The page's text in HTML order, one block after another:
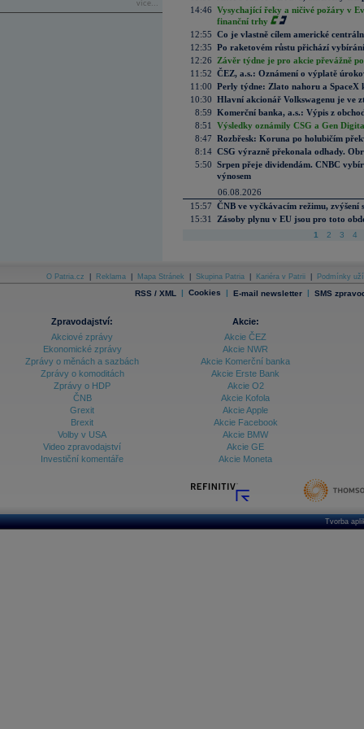
více...
14:46 Vysychající řeky a ničivé požáry v
finanční trhy
12:55 Co je vlastně cílem americké
12:35 Po raketovém růstu přichází
12:26
Závěr týdne je pro akcie převážně
11:52 ČEZ, a.s.: Oznámení o výplatě
11:00 Perly týdne: Zlato nahoru a SpaceX
10:30 Hlavní akcionář Volkswagenu je ve
8:59 Komerční banka, a.s.: Výpis z
8:51
Výsledky oznámily CSG a Gen
8:47 Rozbřesk: Koruna po holubičím
8:14 CSG výrazně překonala odhady.
5:50 Srpen přeje dividendám. CNBC
výnosem
06.08.2026
15:57 ČNB ve vyčkávacím režimu, zvýšení
15:31
Zásoby plynu v EU jsou pro toto
1 2 3 4
O Patria.cz Reklama Mapa Stránek Skupina Patria Kariéra v Patrii Podmínky
RSS / XML | Cookies | E-mail newsletter | SMS
Zpravodajství:
Akciové zprávy
Ekonomické zprávy
Zprávy o měnách a sazbách
Zprávy o komoditách
Zprávy o HDP
ČNB
Grexit
Brexit
Volby v USA
Video zpravodajství
Investiční komentáře
Akcie:
Akcie ČEZ
Akcie NWR
Akcie Komerční banka
Akcie Erste Bank
Akcie O2
Akcie Kofola
Akcie Apple
Akcie Facebook
Akcie BMW
Akcie GE
Akcie Moneta
Tvorba